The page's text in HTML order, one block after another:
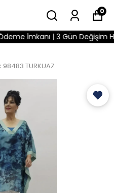
0
İmkanı | 3 Gün Değişim
TURKUAZ